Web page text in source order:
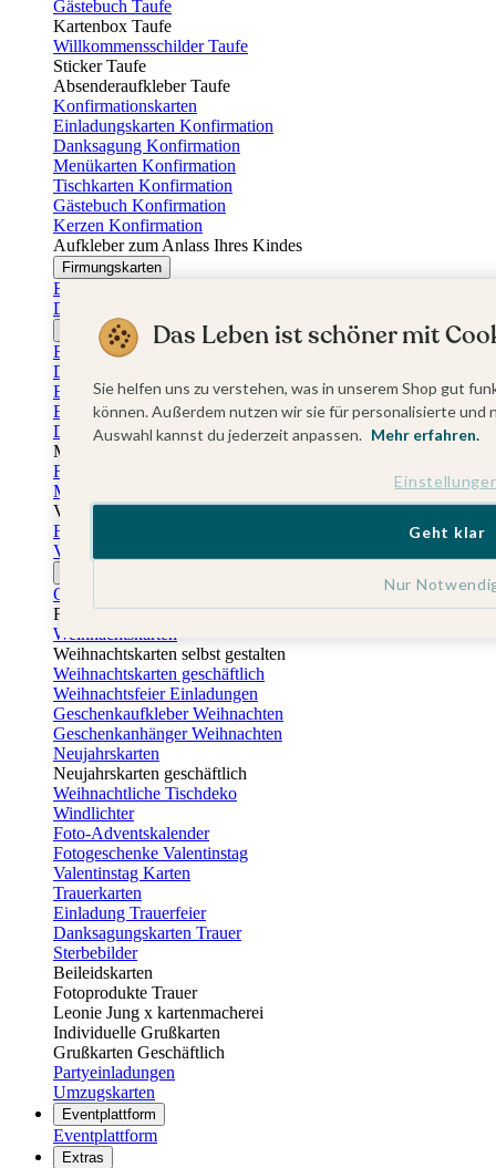
Gästebuch Taufe
Kartenbox Taufe
Willkommensschilder Taufe
Sticker Taufe
Absenderaufkleber Taufe
Konfirmationskarten
Einladungskarten Konfirmation
Danksagung Konfirmation
Menükarten Konfirmation
Tischkarten Konfirmation
Gästebuch Konfirmation
Kerzen Konfirmation
Aufkleber zum Anlass Ihres Kindes
Firmungskarten
Einladungskarten Firmung
Dankeskarten Firmung
Jugendweihekarten
Einladungskarten Jugendweihe
Dankeskarten Jugendweihe
Einschulungskarten
Einladungskarten Einschulung
Danksagung Einschulung
Muttertag
Fotogeschenke Muttertag
Muttertagskarten
Vatertag
Fotogeschenke Vatertag
Vatertagskarten
Osterkarten
Fotogeschenke zu Ostern
Weihnachtskarten
Weihnachtskarten selbst gestalten
Weihnachtskarten geschäftlich
Weihnachtsfeier Einladungen
Geschenkaufkleber Weihnachten
Geschenkanhänger Weihnachten
Neujahrskarten
Neujahrskarten geschäftlich
Weihnachtliche Tischdeko
Windlichter
Foto-Adventskalender
Fotogeschenke Valentinstag
Valentinstag Karten
Trauerkarten
Einladung Trauerfeier
Danksagungskarten Trauer
Sterbebilder
Beileidskarten
Fotoprodukte Trauer
Leonie Jung x kartenmacherei
Individuelle Grußkarten
Grußkarten Geschäftlich
Partyeinladungen
Umzugskarten
Eventplattform
Eventplattform
Extras
Das Leben ist schöner mit
Sie helfen uns zu verstehen, was in unserem Shop gut
können. Außerdem nutzen wir sie für personalisierte
Auswahl kannst du jederzeit anpassen. Mehr erfahren.
Nur
Geht klar